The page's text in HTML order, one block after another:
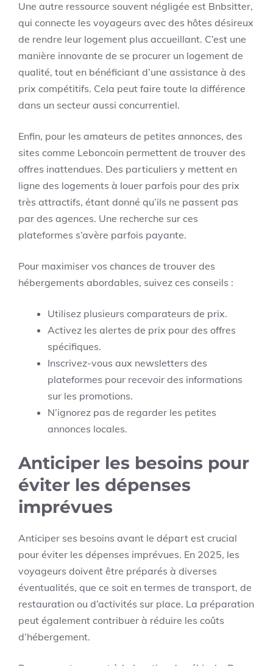
Une autre ressource souvent négligée est Bnbsitter,
qui connecte les voyageurs avec des hôtes désireux
de rendre leur logement plus accueillant. C’est une
manière innovante de se procurer un logement de
qualité, tout en bénéficiant d’une assistance à des
prix compétitifs. Cela peut faire toute la différence
dans un secteur aussi concurrentiel.
Enfin, pour les amateurs de petites annonces, des
sites comme Leboncoin permettent de trouver des
offres inattendues. Des particuliers y mettent en
ligne des logements à louer parfois pour des prix
très attractifs, étant donné qu’ils ne passent pas
par des agences. Une recherche sur ces
plateformes s’avère parfois payante.
Pour maximiser vos chances de trouver des
hébergements abordables, suivez ces conseils :
Utilisez plusieurs comparateurs de prix.
Activez les alertes de prix pour des offres
spécifiques.
Inscrivez-vous aux newsletters des
plateformes pour recevoir des informations
sur les promotions.
N’ignorez pas de regarder les petites
annonces locales.
Anticiper les besoins pour
éviter les dépenses
imprévues
Anticiper ses besoins avant le départ est crucial
pour éviter les dépenses imprévues. En 2025, les
voyageurs doivent être préparés à diverses
éventualités, que ce soit en termes de transport, de
restauration ou d’activités sur place. La préparation
peut également contribuer à réduire les coûts
d’hébergement.